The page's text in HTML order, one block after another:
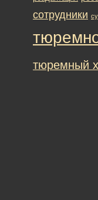
сотрудники
тюремный